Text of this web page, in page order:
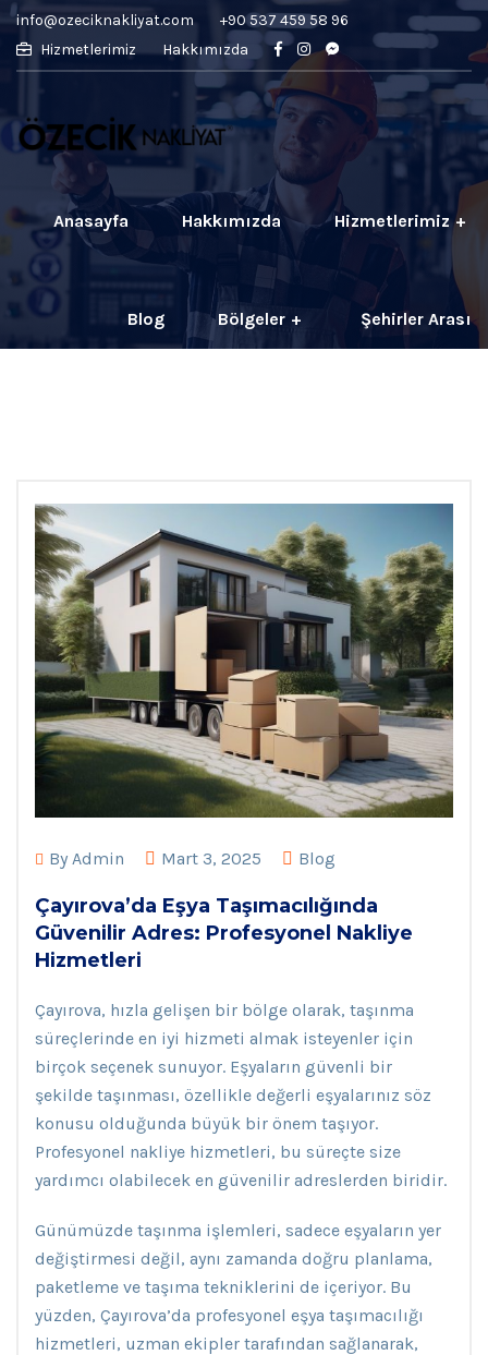
info@ozeciknakliyat.com
+90 537 459 58 96
Hizmetlerimiz
Hakkımızda
Anasayfa Hakkımızda Hizmetlerimiz
Blog Bölgeler Şehirler Arası
By Admin Mart 3, 2025 Blog
Çayırova’da Eşya Taşımacılığında
Güvenilir Adres: Profesyonel Nakliye
Hizmetleri
Çayırova, hızla gelişen bir bölge olarak, taşınma
süreçlerinde en iyi hizmeti almak isteyenler için
birçok seçenek sunuyor. Eşyaların güvenli bir
şekilde taşınması, özellikle değerli eşyalarınız söz
konusu olduğunda büyük bir önem taşıyor.
Profesyonel nakliye hizmetleri, bu süreçte size
yardımcı olabilecek en güvenilir adreslerden biridir.
Günümüzde taşınma işlemleri, sadece eşyaların yer
değiştirmesi değil, aynı zamanda doğru planlama,
paketleme ve taşıma tekniklerini de içeriyor. Bu
yüzden, Çayırova’da profesyonel eşya taşımacılığı
hizmetleri, uzman ekipler tarafından sağlanarak,